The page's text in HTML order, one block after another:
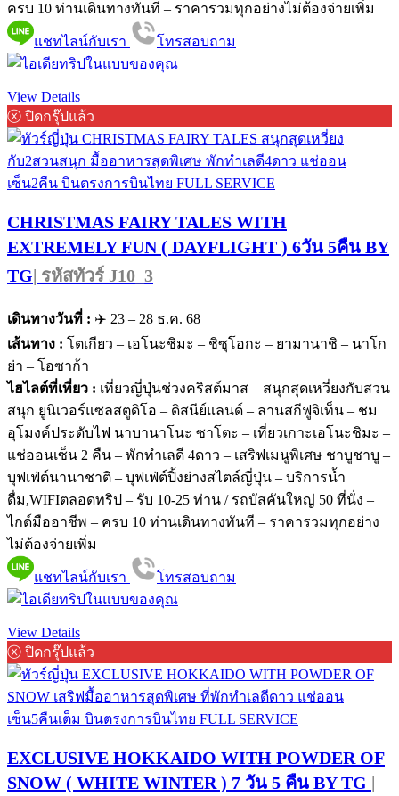
ครบ 10 ท่านเดินทางทันที – ราคารวมทุกอย่างไม่ต้องจ่ายเพิ่ม
แชทไลน์กับเรา โทรสอบถาม
View Details
ⓧ ปิดกรุ๊ปแล้ว
CHRISTMAS FAIRY TALES WITH
EXTREMELY FUN ( DAYFLIGHT ) 6วัน 5คืน BY
TG| รหัสทัวร์ J10_3
เดินทางวันที่ : ✈️ 23 – 28 ธ.ค. 68
เส้นทาง : โตเกียว – เอโนะชิมะ – ชิซุโอกะ – ยามานาชิ – นาโก
ย่า – โอซาก้า
ไฮไลต์ที่เที่ยว : เที่ยวญี่ปุ่นช่วงคริสต์มาส – สนุกสุดเหวี่ยงกับสวน
สนุก ยูนิเวอร์แซลสตูดิโอ – ดิสนีย์แลนด์ – ลานสกีฟูจิเท็น – ชม
อุโมงค์ประดับไฟ นาบานาโนะ ซาโตะ – เที่ยวเกาะเอโนะชิมะ –
แช่ออนเซ็น 2 คืน – พักทำเลดี 4ดาว – เสริฟเมนูพิเศษ ชาบูชาบู –
บุฟเฟ่ต์นานาชาติ – บุฟเฟ่ต์ปิ้งย่างสไตล์ญี่ปุ่น – บริการน้ำ
ดื่ม,WIFIตลอดทริป – รับ 10-25 ท่าน / รถบัสคันใหญ่ 50 ที่นั่ง –
ไกด์มืออาชีพ – ครบ 10 ท่านเดินทางทันที – ราคารวมทุกอย่าง
ไม่ต้องจ่ายเพิ่ม
แชทไลน์กับเรา โทรสอบถาม
View Details
ⓧ ปิดกรุ๊ปแล้ว
EXCLUSIVE HOKKAIDO WITH POWDER OF
SNOW ( WHITE WINTER ) 7 วัน 5 คืน BY TG |